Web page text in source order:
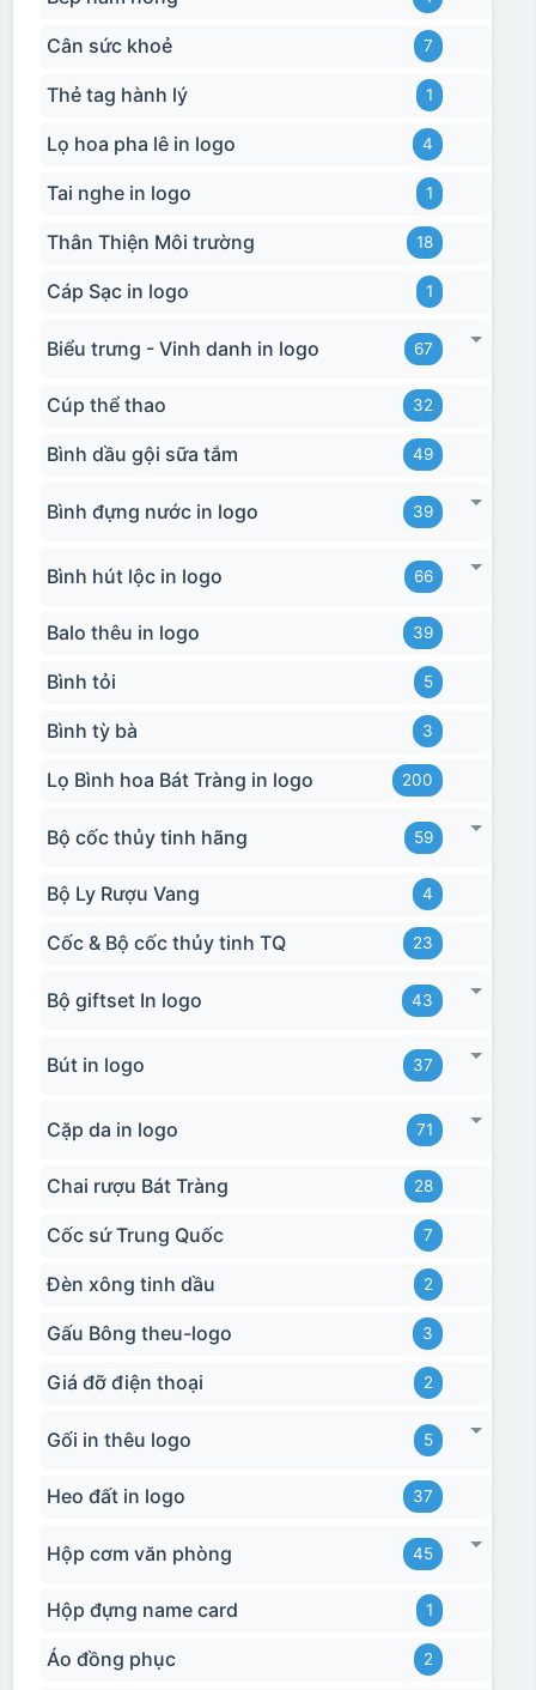
Hộp định hình
Hộp diêm quai xách lót lụa
đây là kiểu hộp quay xách lót lụa chỉ khác là thêm quai
thêm tiền
Hộp xi lót lụa
Hộp xi ấm chén
Cân sức khoẻ 7
Thẻ tag hành lý 1
Lọ hoa pha lê in logo 4
Tai nghe in logo 1
Thân Thiện Môi trường 18
Cáp Sạc in logo 1
Biểu trưng - Vinh danh in logo 67
Cúp thể thao 32
Bình dầu gội sữa tắm 49
Bình đựng nước in logo 39
Bình hút lộc in logo 66
Balo thêu in logo 39
Bình tỏi 5
Bình tỳ bà 3
Lọ Bình hoa Bát Tràng in logo 200
Bộ cốc thủy tinh hãng 59
Bộ Ly Rượu Vang 4
Cốc & Bộ cốc thủy tinh TQ 23
Bộ giftset In logo 43
Bút in logo 37
Cặp da in logo 71
Chai rượu Bát Tràng 28
Cốc sứ Trung Quốc 7
Đèn xông tinh dầu 2
Gấu Bông theu-logo 3
Giá đỡ điện thoại 2
Gối in thêu logo 5
Heo đất in logo 37
Hộp cơm văn phòng 45
Hộp đựng name card 1
Áo đồng phục 2